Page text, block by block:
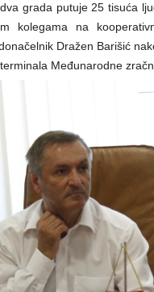
grada putuje 25 tisuća
kolegama na
Dražen Barišić
Međunarodne